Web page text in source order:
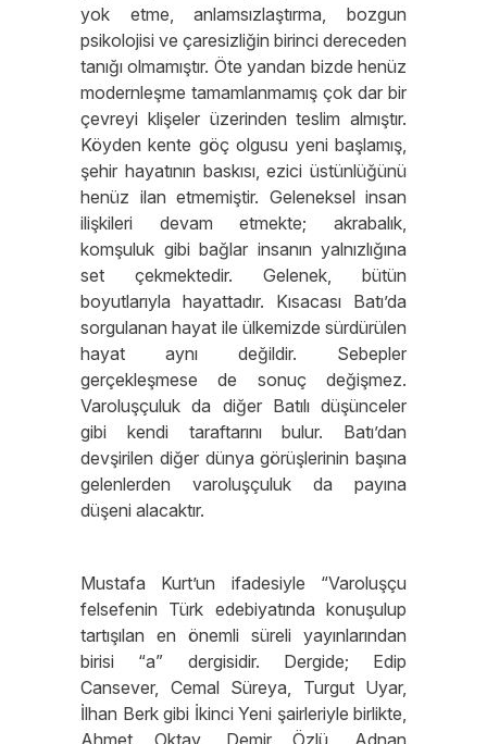
yok etme, anlamsızlaştırma, bozgun
psikolojisi ve çaresizliğin birinci dereceden
tanığı olmamıştır. Öte yandan bizde henüz
modernleşme tamamlanmamış çok dar bir
çevreyi klişeler üzerinden teslim almıştır.
Köyden kente göç olgusu yeni başlamış,
şehir hayatının baskısı, ezici üstünlüğünü
henüz ilan etmemiştir. Geleneksel insan
ilişkileri devam etmekte; akrabalık,
komşuluk gibi bağlar insanın yalnızlığına
set çekmektedir. Gelenek, bütün
boyutlarıyla hayattadır. Kısacası Batı’da
sorgulanan hayat ile ülkemizde sürdürülen
hayat aynı değildir. Sebepler
gerçekleşmese de sonuç değişmez.
Varoluşçuluk da diğer Batılı düşünceler
gibi kendi taraftarını bulur. Batı’dan
devşirilen diğer dünya görüşlerinin başına
gelenlerden varoluşçuluk da payına
düşeni alacaktır.
Mustafa Kurt’un ifadesiyle “Varoluşçu
felsefenin Türk edebiyatında konuşulup
tartışılan en önemli süreli yayınlarından
birisi “a” dergisidir. Dergide; Edip
Cansever, Cemal Süreya, Turgut Uyar,
İlhan Berk gibi İkinci Yeni şairleriyle birlikte,
Ahmet Oktay, Demir Özlü, Adnan